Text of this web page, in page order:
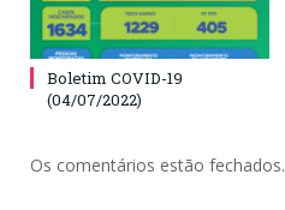
Boletim COVID-19
(04/07/2022)
Os comentários estão fechados.